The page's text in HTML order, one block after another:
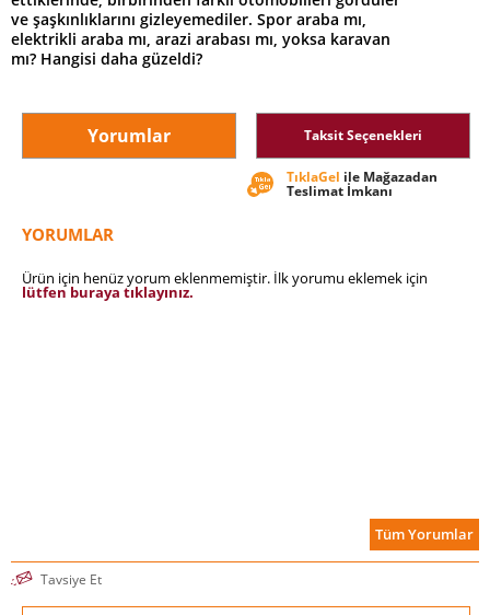
ve şaşkınlıklarını gizleyemediler. Spor araba mı,
elektrikli araba mı, arazi arabası mı, yoksa karavan
mı? Hangisi daha güzeldi?
Yorumlar Taksit Seçenekleri
TıklaGel ile Mağazadan
Teslimat İmkanı
YORUMLAR
Ürün için henüz yorum eklenmemiştir. İlk yorumu eklemek için
lütfen buraya tıklayınız.
Tüm Yorumlar
Tavsiye Et